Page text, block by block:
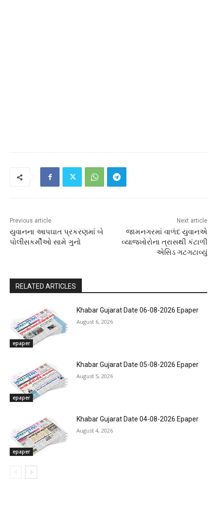
Previous article
યુવાનના આપઘાત પ્રકરણમાં બે
પોલીસકર્મીઓ સામે ગુનો
Next article
જામનગરમાં વાળંદ યુવાનએ
વ્યાજખોરોના ત્રાસથી કંટાળી
એસિડ ગટગટાવ્યું
RELATED ARTICLES
epaper
Khabar Gujarat Date 06-08-2026 Epaper
August 6, 2026
epaper
Khabar Gujarat Date 05-08-2026 Epaper
August 5, 2026
epaper
Khabar Gujarat Date 04-08-2026 Epaper
August 4, 2026